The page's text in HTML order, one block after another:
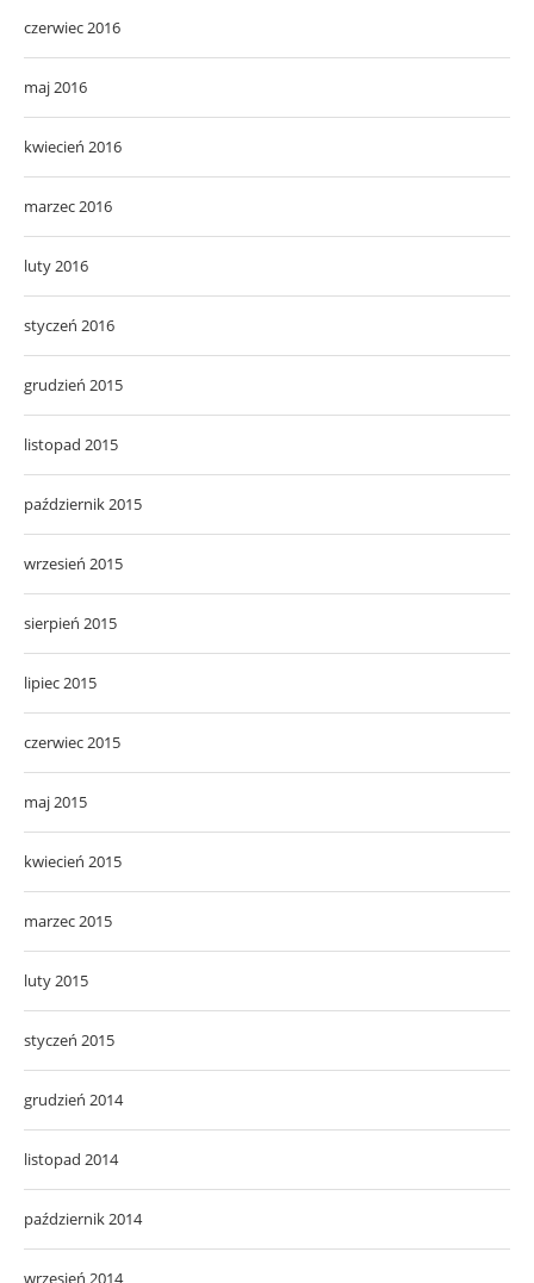
czerwiec 2016
maj 2016
kwiecień 2016
marzec 2016
luty 2016
styczeń 2016
grudzień 2015
listopad 2015
październik 2015
wrzesień 2015
sierpień 2015
lipiec 2015
czerwiec 2015
maj 2015
kwiecień 2015
marzec 2015
luty 2015
styczeń 2015
grudzień 2014
listopad 2014
październik 2014
wrzesień 2014